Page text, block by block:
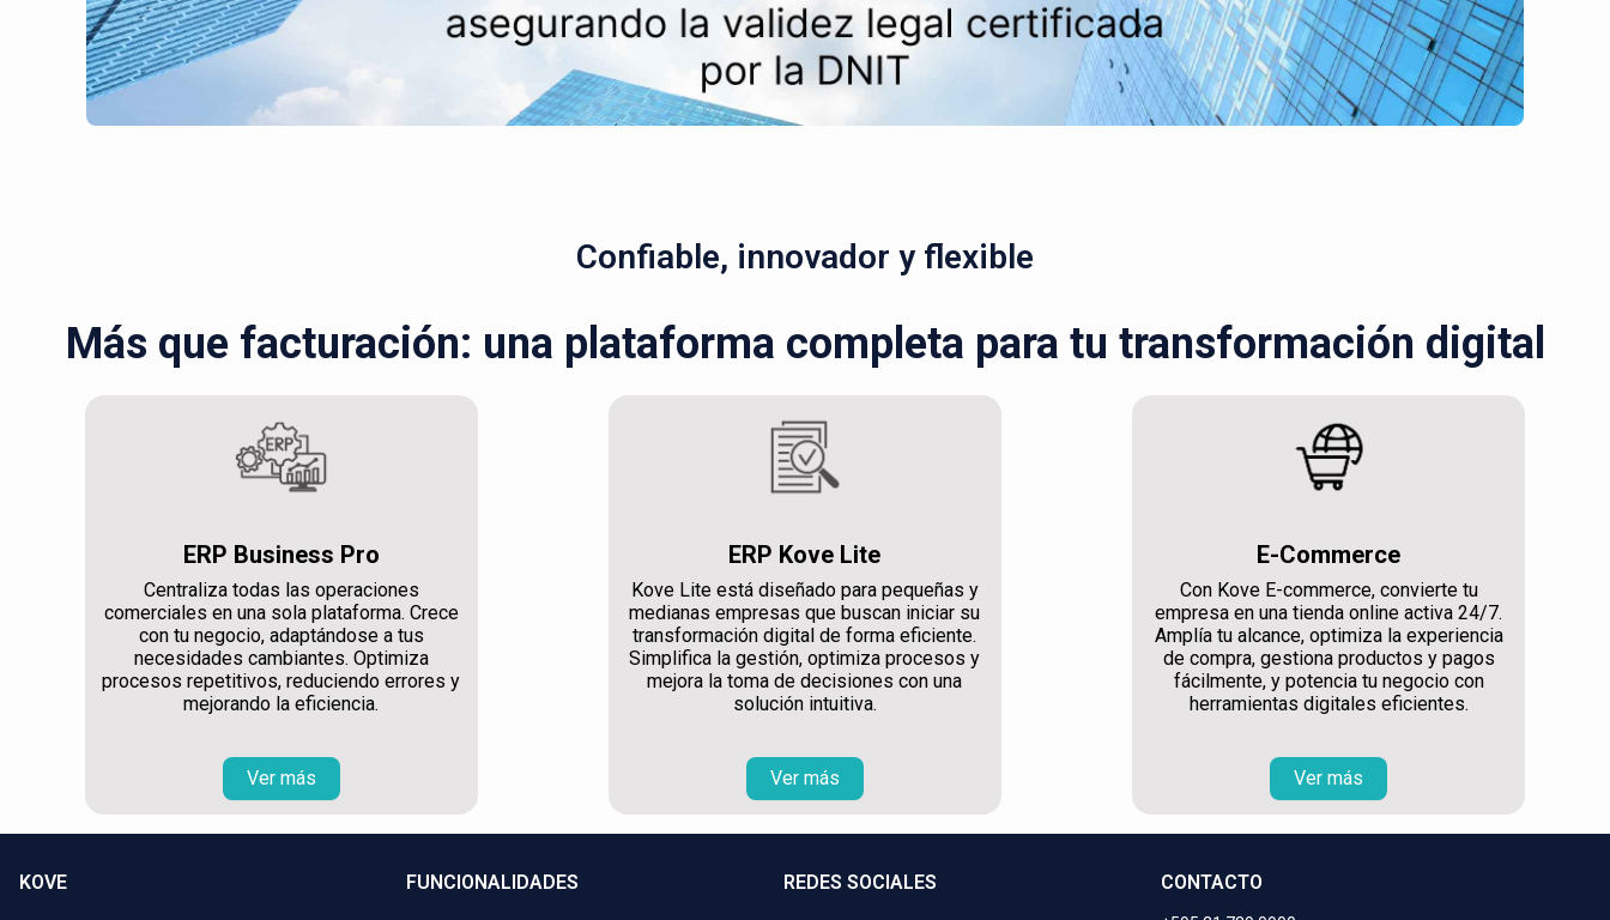
Confiable, innovador y flexible
Más que facturación: una plataforma completa para tu transformación digital
ERP Business Pro
Centraliza todas las operaciones
comerciales en una sola plataforma. Crece
con tu negocio, adaptándose a tus
necesidades cambiantes. Optimiza
procesos repetitivos, reduciendo errores y
mejorando la eficiencia.
Ver más
ERP Kove Lite
Kove Lite está diseñado para pequeñas y
medianas empresas que buscan iniciar su
transformación digital de forma eficiente.
Simplifica la gestión, optimiza procesos y
mejora la toma de decisiones con una
solución intuitiva.
Ver más
E-Commerce
Con Kove E-commerce, convierte tu
empresa en una tienda online activa 24/7.
Amplía tu alcance, optimiza la experiencia
de compra, gestiona productos y pagos
fácilmente, y potencia tu negocio con
herramientas digitales eficientes.
Ver más
KOVE FUNCIONALIDADES REDES SOCIALES CONTACTO